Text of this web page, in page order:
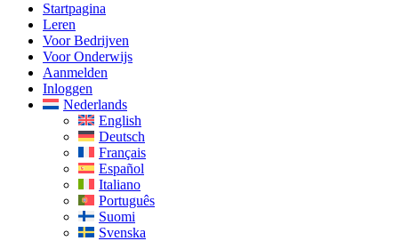
Startpagina
Leren
Voor Bedrijven
Voor Onderwijs
Aanmelden
Inloggen
Nederlands
English
Deutsch
Français
Español
Italiano
Português
Suomi
Svenska